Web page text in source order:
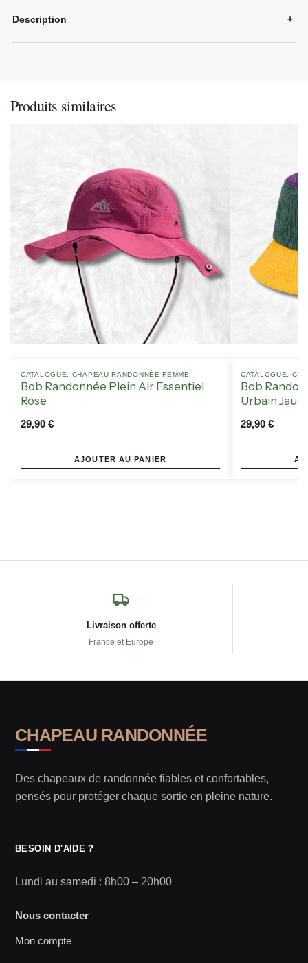
Description +
Produits similaires
CATALOGUE CHAPEAU RANDONNÉE FEMME
Bob Randonnée Plein Air Essentiel
Rose
29,90 €
AJOUTER AU PANIER
CATALOGUE
Bob
Urbain
29,90 €
Livraison offerte
France et Europe
CHAPEAU RANDONNÉE
Des chapeaux de randonnée fiables et confortables,
pensés pour protéger chaque sortie en pleine nature.
BESOIN D'AIDE ?
Lundi au samedi : 8h00 – 20h00
Nous contacter
Mon compte